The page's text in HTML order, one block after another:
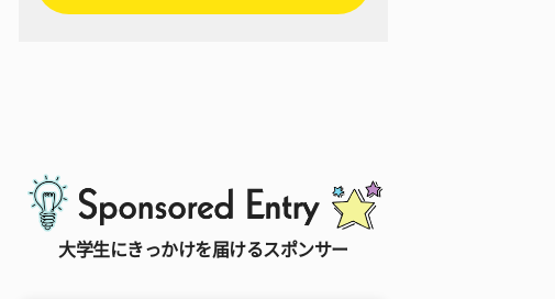
大学生にきっかけを届けるスポンサー